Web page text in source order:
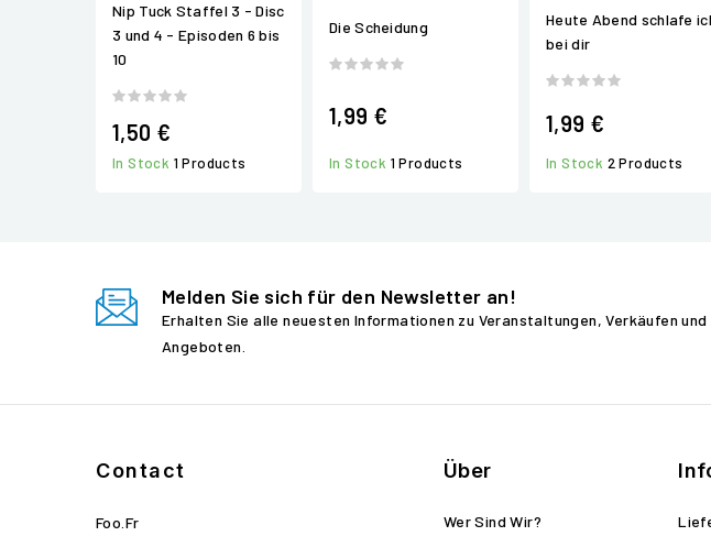
Nip Tuck Staffel 3 - Disc
3 und 4 - Episoden 6 bis
10
1,50 €
In Stock 1 Products
Die Scheidung
1,99 €
In Stock 1 Products
Heute Abend schlafe
bei dir
1,99 €
In Stock 2 Products
Melden Sie sich für den Newsletter an!
Erhalten Sie alle neuesten Informationen zu Veranstaltungen, Verkäufen und
Angeboten.
Contact
Foo.fr
Über
Wer Sind Wir?